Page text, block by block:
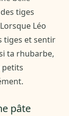
tiges
Léo
tiges et sentir
ta rhubarbe,
petits
pâte